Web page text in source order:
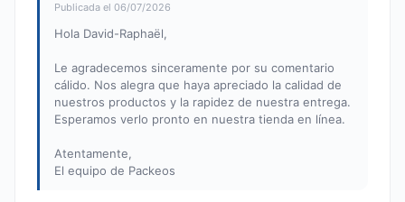
Publicada el 06/07/2026
Hola David-Raphaël,
Le agradecemos sinceramente por su comentario
cálido. Nos alegra que haya apreciado la calidad de
nuestros productos y la rapidez de nuestra entrega.
Esperamos verlo pronto en nuestra tienda en línea.
Atentamente,
El equipo de Packeos